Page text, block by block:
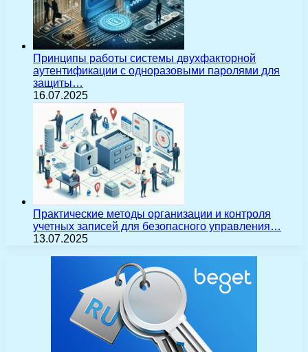
Принципы работы системы двухфакторной
аутентификации с одноразовыми паролями для
защиты…
16.07.2025
Практические методы организации и контроля
учетных записей для безопасного управления…
13.07.2025